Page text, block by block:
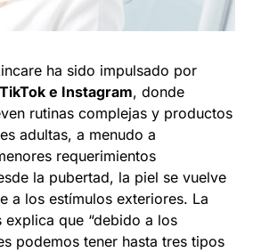
ha sido impulsado por
TikTok e Instagram, donde
rutinas complejas y productos
adultas, a menudo a
requerimientos
la pubertad, la piel se vuelve
a los estímulos exteriores. La
explica que “debido a los
podemos tener hasta tres tipos